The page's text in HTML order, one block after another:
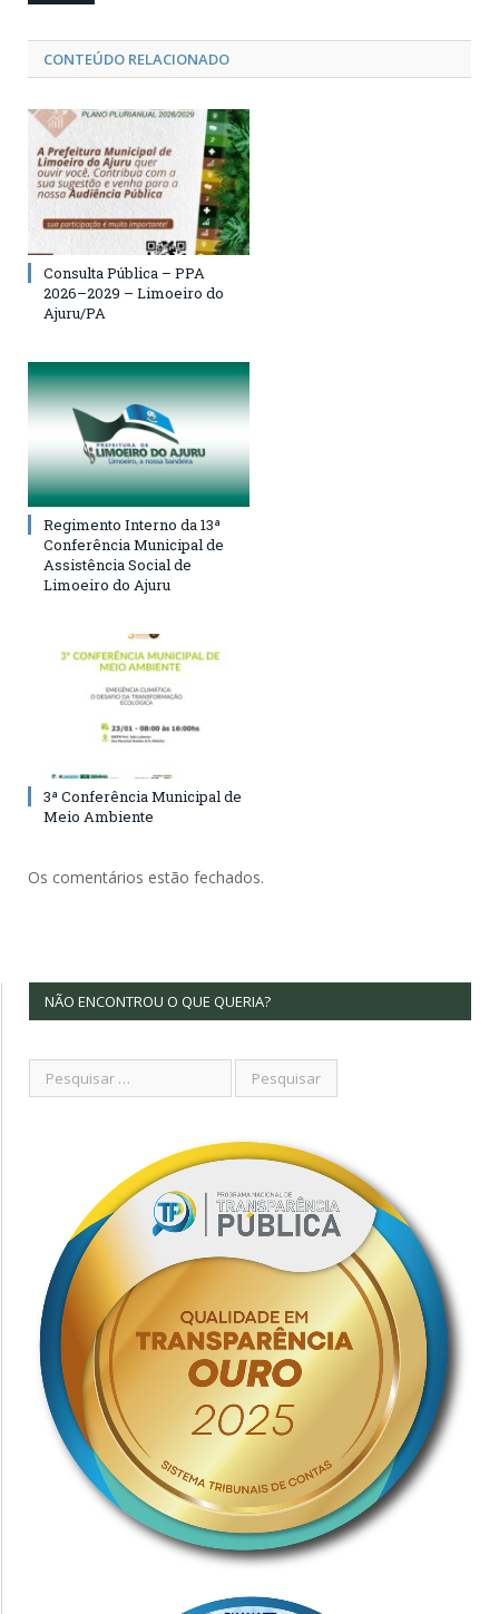
CONTEÚDO RELACIONADO
Consulta Pública – PPA
2026–2029 – Limoeiro do
Ajuru/PA
Regimento Interno da 13ª
Conferência Municipal de
Assistência Social de
Limoeiro do Ajuru
3ª Conferência Municipal de
Meio Ambiente
Os comentários estão fechados.
NÃO ENCONTROU O QUE QUERIA?